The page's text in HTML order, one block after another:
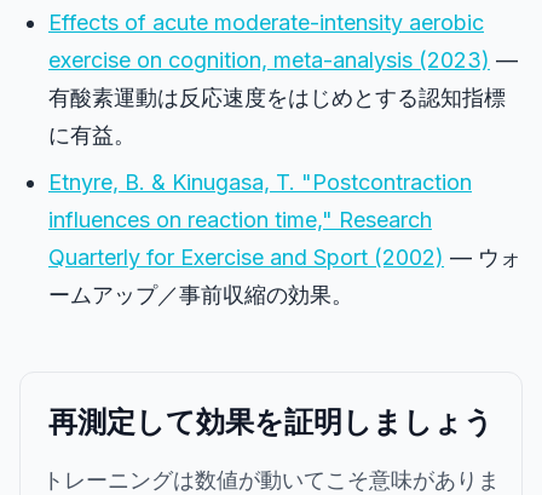
Effects of acute moderate-intensity aerobic
exercise on cognition, meta-analysis (2023) —
有酸素運動は反応速度をはじめとする認知指標
に有益。
Etnyre, B. & Kinugasa, T. "Postcontraction
influences on reaction time," Research
Quarterly for Exercise and Sport (2002) — ウォ
ームアップ／事前収縮の効果。
再測定して効果を証明しましょう
トレーニングは数値が動いてこそ意味がありま